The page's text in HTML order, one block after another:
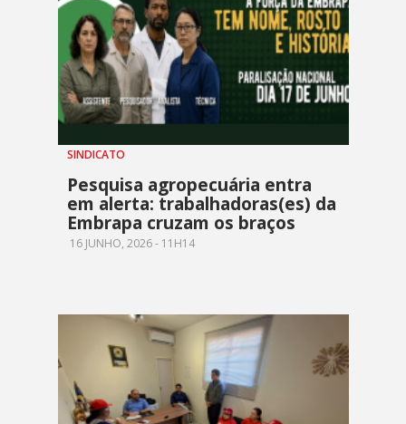
SINDICATO
Pesquisa agropecuária entra
em alerta: trabalhadoras(es) da
Embrapa cruzam os braços
16 JUNHO, 2026 - 11H14